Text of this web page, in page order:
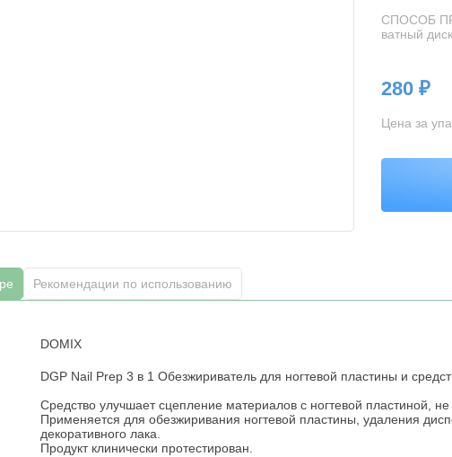
СПОСОБ
ватный
280 ₽
Цена за
Рекомендации по использованию
DOMIX
DGP Nail Prep 3 в 1 Обезжириватель для ногтевой пластины и
Средство улучшает сцепление материалов с ногтевой пластиной,
Применяется для обезжиривания ногтевой пластины, удаления
декоративного лака.
Продукт клинически протестирован.